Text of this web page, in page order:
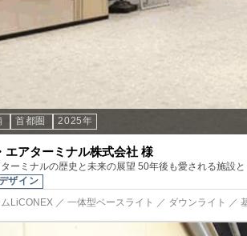
首都圏 2025年
エアターミナル株式会社 様
ーミナルの歴史と未来の展望 50年後も愛される施設
ザイン
LiCONEX ／ 一体型ベースライト ／ ダウンライト ／